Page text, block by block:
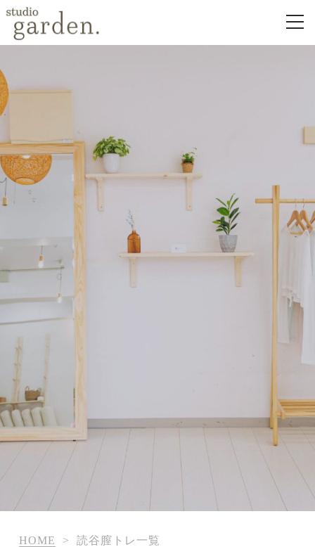
HOME > 読谷膣トレ一覧